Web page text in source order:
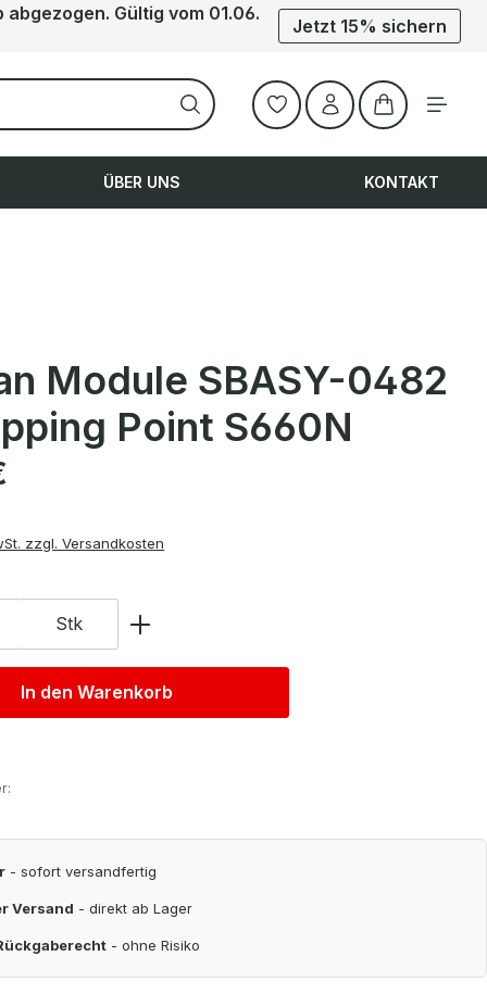
Gültig vom 01.06.
Jetzt 15% sichern
Warenkorb
ÜBER UNS KONTAKT
Module SBASY-0482
Point S660N
zzgl. Versandkosten
Stk
In den Warenkorb
- sofort versandfertig
Versand - direkt ab Lager
- ohne Risiko